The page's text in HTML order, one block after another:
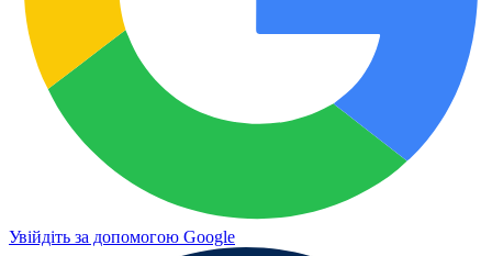
Увійдіть за допомогою Google